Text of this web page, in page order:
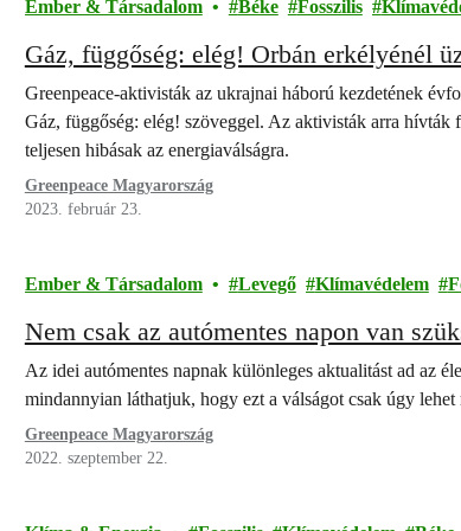
Ember & Társadalom Béke Fosszilis
Gáz, függőség: elég! Orbán erkélyénél
Greenpeace-aktivisták az ukrajnai háború kezdetének
Gáz, függőség: elég! szöveggel. Az aktivisták arra
teljesen hibásak az energiaválságra.
Greenpeace Magyarország
2023. február 23.
Ember & Társadalom Levegő Klímavédelem
Nem csak az autómentes napon van
Az idei autómentes napnak különleges aktualitást ad az
mindannyian láthatjuk, hogy ezt a válságot csak úgy
Greenpeace Magyarország
2022. szeptember 22.